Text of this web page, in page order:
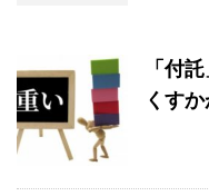
「付
くす